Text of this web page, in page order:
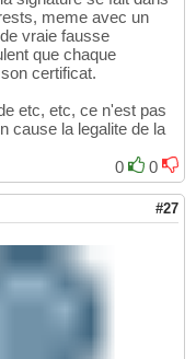
meme avec un
vraie fausse
que chaque
certificat.
etc, etc, ce n'est pas
cause la legalite de la
0
0
#27